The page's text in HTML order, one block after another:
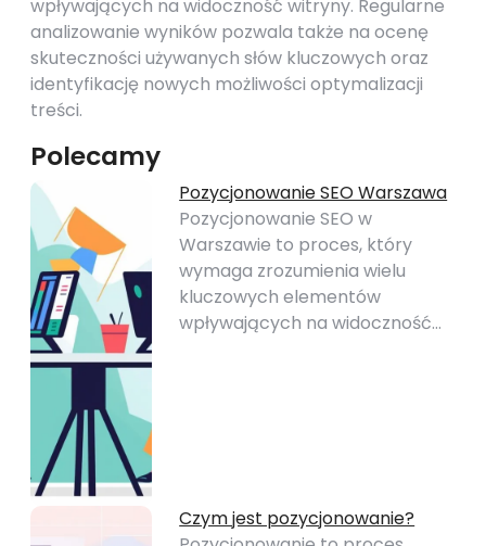
wpływających na widoczność witryny. Regularne
analizowanie wyników pozwala także na ocenę
skuteczności używanych słów kluczowych oraz
identyfikację nowych możliwości optymalizacji
treści.
Polecamy
Pozycjonowanie SEO Warszawa
Pozycjonowanie SEO w
Warszawie to proces, który
wymaga zrozumienia wielu
kluczowych elementów
wpływających na widoczność…
Czym jest pozycjonowanie?